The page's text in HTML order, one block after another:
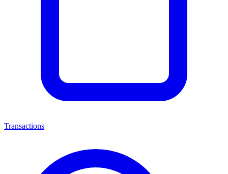
Transactions